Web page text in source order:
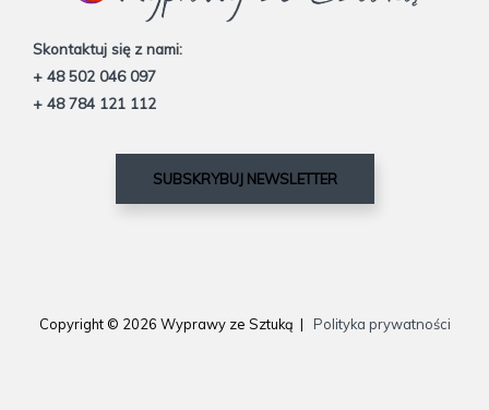
Skontaktuj się z nami:
+ 48 502 046 097
+ 48 784 121 112
SUBSKRYBUJ NEWSLETTER
Copyright © 2026 Wyprawy ze Sztuką | Polityka prywatności